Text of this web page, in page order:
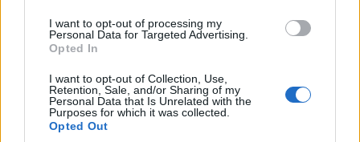
I want to opt-out of processing my
Personal Data for Targeted Advertising.
Opted In
I want to opt-out of Collection, Use,
Retention, Sale, and/or Sharing of my
Personal Data that Is Unrelated with the
Purposes for which it was collected.
Opted Out